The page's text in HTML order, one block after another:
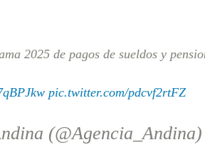
2025 de pagos de sueldos y
pic.twitter.com/pdcvf2rtFZ
(@Agencia_Andina)